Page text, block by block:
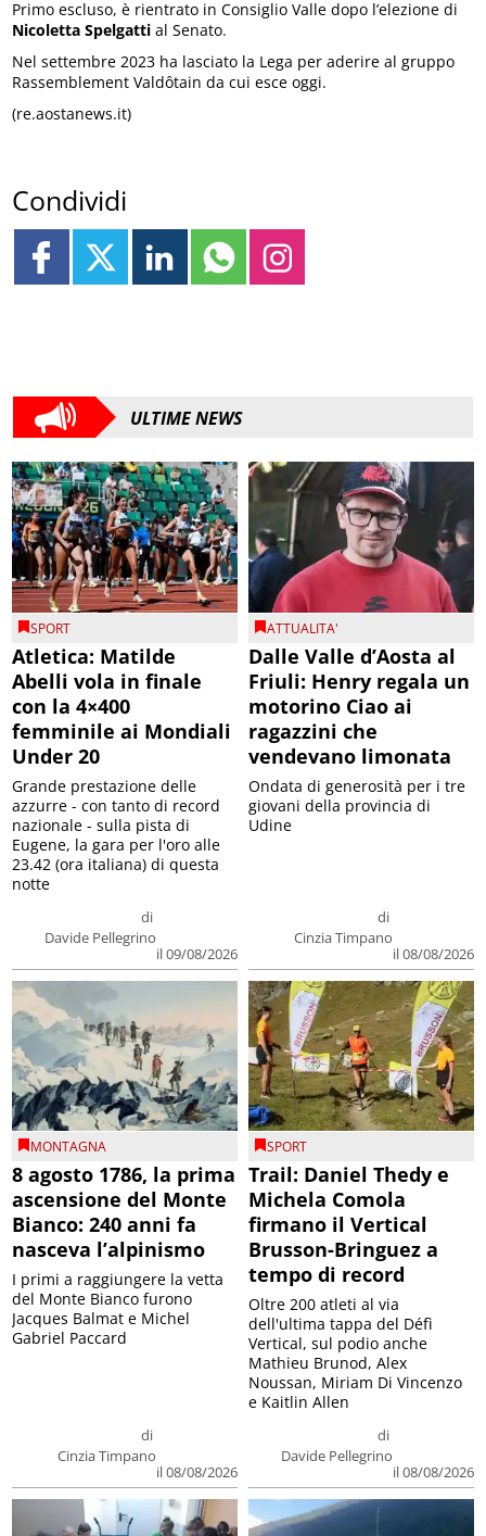
Primo escluso, è rientrato in Consiglio Valle dopo l’elezione di
Nicoletta Spelgatti al Senato.
Nel settembre 2023 ha lasciato la Lega per aderire al gruppo
Rassemblement Valdôtain da cui esce oggi.
(re.aostanews.it)
Condividi
ULTIME NEWS
SPORT
Atletica: Matilde
Abelli vola in finale
con la 4×400
femminile ai Mondiali
Under 20
di
Davide Pellegrino
il 09/08/2026
Grande prestazione delle
azzurre - con tanto di record
nazionale - sulla pista di
Eugene, la gara per l'oro alle
23.42 (ora italiana) di questa
notte
ATTUALITA'
Dalle Valle d’Aosta al
Friuli: Henry regala un
motorino Ciao ai
ragazzini che
vendevano limonata
di
Cinzia Timpano
il 08/08/2026
Ondata di generosità per i tre
giovani della provincia di
Udine
MONTAGNA
8 agosto 1786, la prima
ascensione del Monte
Bianco: 240 anni fa
nasceva l’alpinismo
di
Cinzia Timpano
il 08/08/2026
I primi a raggiungere la vetta
del Monte Bianco furono
Jacques Balmat e Michel
Gabriel Paccard
SPORT
Trail: Daniel Thedy e
Michela Comola
firmano il Vertical
Brusson-Bringuez a
tempo di record
di
Davide Pellegrino
il 08/08/2026
Oltre 200 atleti al via
dell'ultima tappa del Défì
Vertical, sul podio anche
Mathieu Brunod, Alex
Noussan, Miriam Di Vincenzo
e Kaitlin Allen